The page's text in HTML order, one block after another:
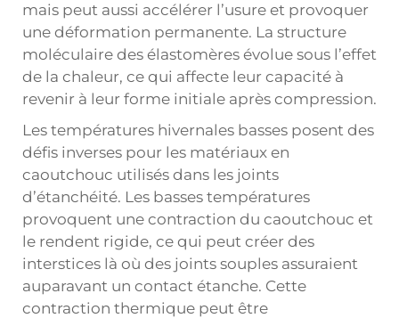
mais peut aussi accélérer l’usure et provoquer
une déformation permanente. La structure
moléculaire des élastomères évolue sous l’effet
de la chaleur, ce qui affecte leur capacité à
revenir à leur forme initiale après compression.
Les températures hivernales basses posent des
défis inverses pour les matériaux en
caoutchouc utilisés dans les joints
d’étanchéité. Les basses températures
provoquent une contraction du caoutchouc et
le rendent rigide, ce qui peut créer des
interstices là où des joints souples assuraient
auparavant un contact étanche. Cette
contraction thermique peut être